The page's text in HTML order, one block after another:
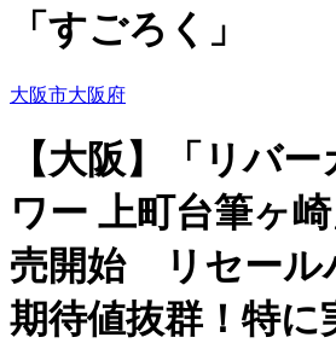
「すごろく」
大阪市大阪府
【大阪】「リバ
ワー 上町台筆ヶ
売開始 リセール
期待値抜群！特に